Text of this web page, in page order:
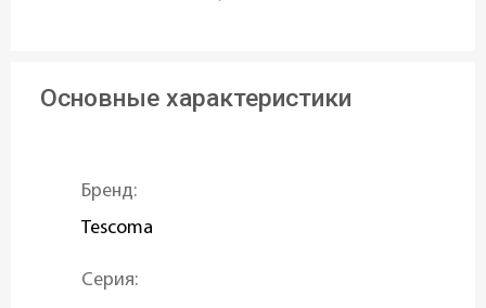
Основные характеристики
Бренд:
Tescoma
Серия: